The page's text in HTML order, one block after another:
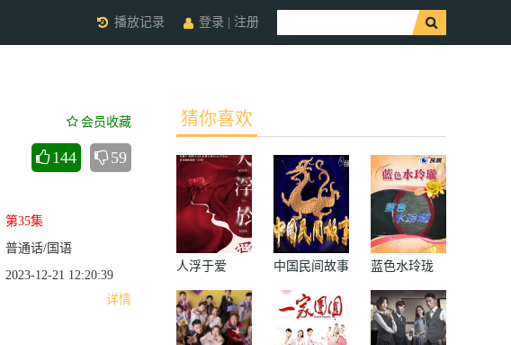
登录 注册
播放记录
会员收藏
144 59
第35集
普通话/国语
2023-12-21 12:20:39
详情
猜你喜欢
人浮于爱 中国民间故事 蓝色水玲珑